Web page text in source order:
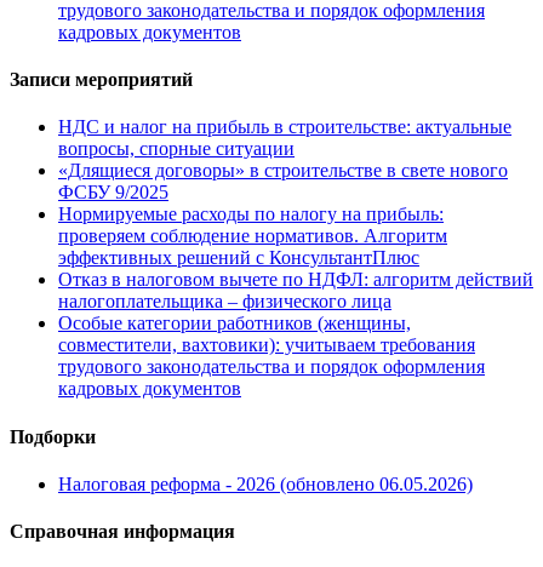
трудового законодательства и порядок оформления
кадровых документов
Записи мероприятий
НДС и налог на прибыль в строительстве: актуальные
вопросы, спорные ситуации
«Длящиеся договоры» в строительстве в свете нового
ФСБУ 9/2025
Нормируемые расходы по налогу на прибыль:
проверяем соблюдение нормативов. Алгоритм
эффективных решений с КонсультантПлюс
Отказ в налоговом вычете по НДФЛ: алгоритм действий
налогоплательщика – физического лица
Особые категории работников (женщины,
совместители, вахтовики): учитываем требования
трудового законодательства и порядок оформления
кадровых документов
Подборки
Налоговая реформа - 2026 (обновлено 06.05.2026)
Справочная информация